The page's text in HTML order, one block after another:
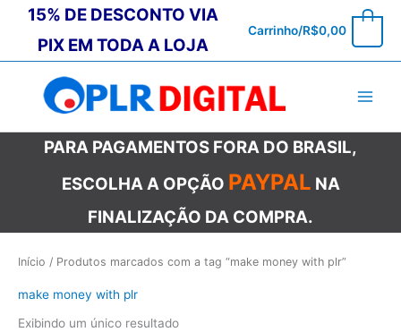
conteúdo
15% DE DESCONTO VIA
PIX EM TODA A LOJA
Carrinho/R$0,00
PARA PAGAMENTOS FORA DO BRASIL,
ESCOLHA A OPÇÃO PAYPAL NA
FINALIZAÇÃO DA COMPRA.
Início / Produtos marcados com a tag “make money with plr”
make money with plr
Exibindo um único resultado